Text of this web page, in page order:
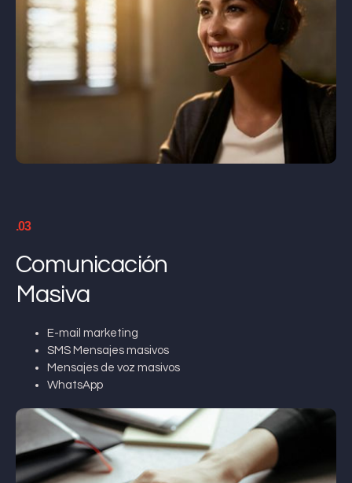
.03
Comunicación
Masiva
E-mail marketing
SMS Mensajes masivos
Mensajes de voz masivos
WhatsApp